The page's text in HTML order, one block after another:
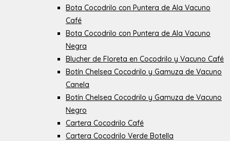
Bota Cocodrilo con Puntera de Ala Vacuno
Café
Bota Cocodrilo con Puntera de Ala Vacuno
Negra
Blucher de Floreta en Cocodrilo y Vacuno Café
Botín Chelsea Cocodrilo y Gamuza de Vacuno
Canela
Botín Chelsea Cocodrilo y Gamuza de Vacuno
Negro
Cartera Cocodrilo Café
Cartera Cocodrilo Verde Botella